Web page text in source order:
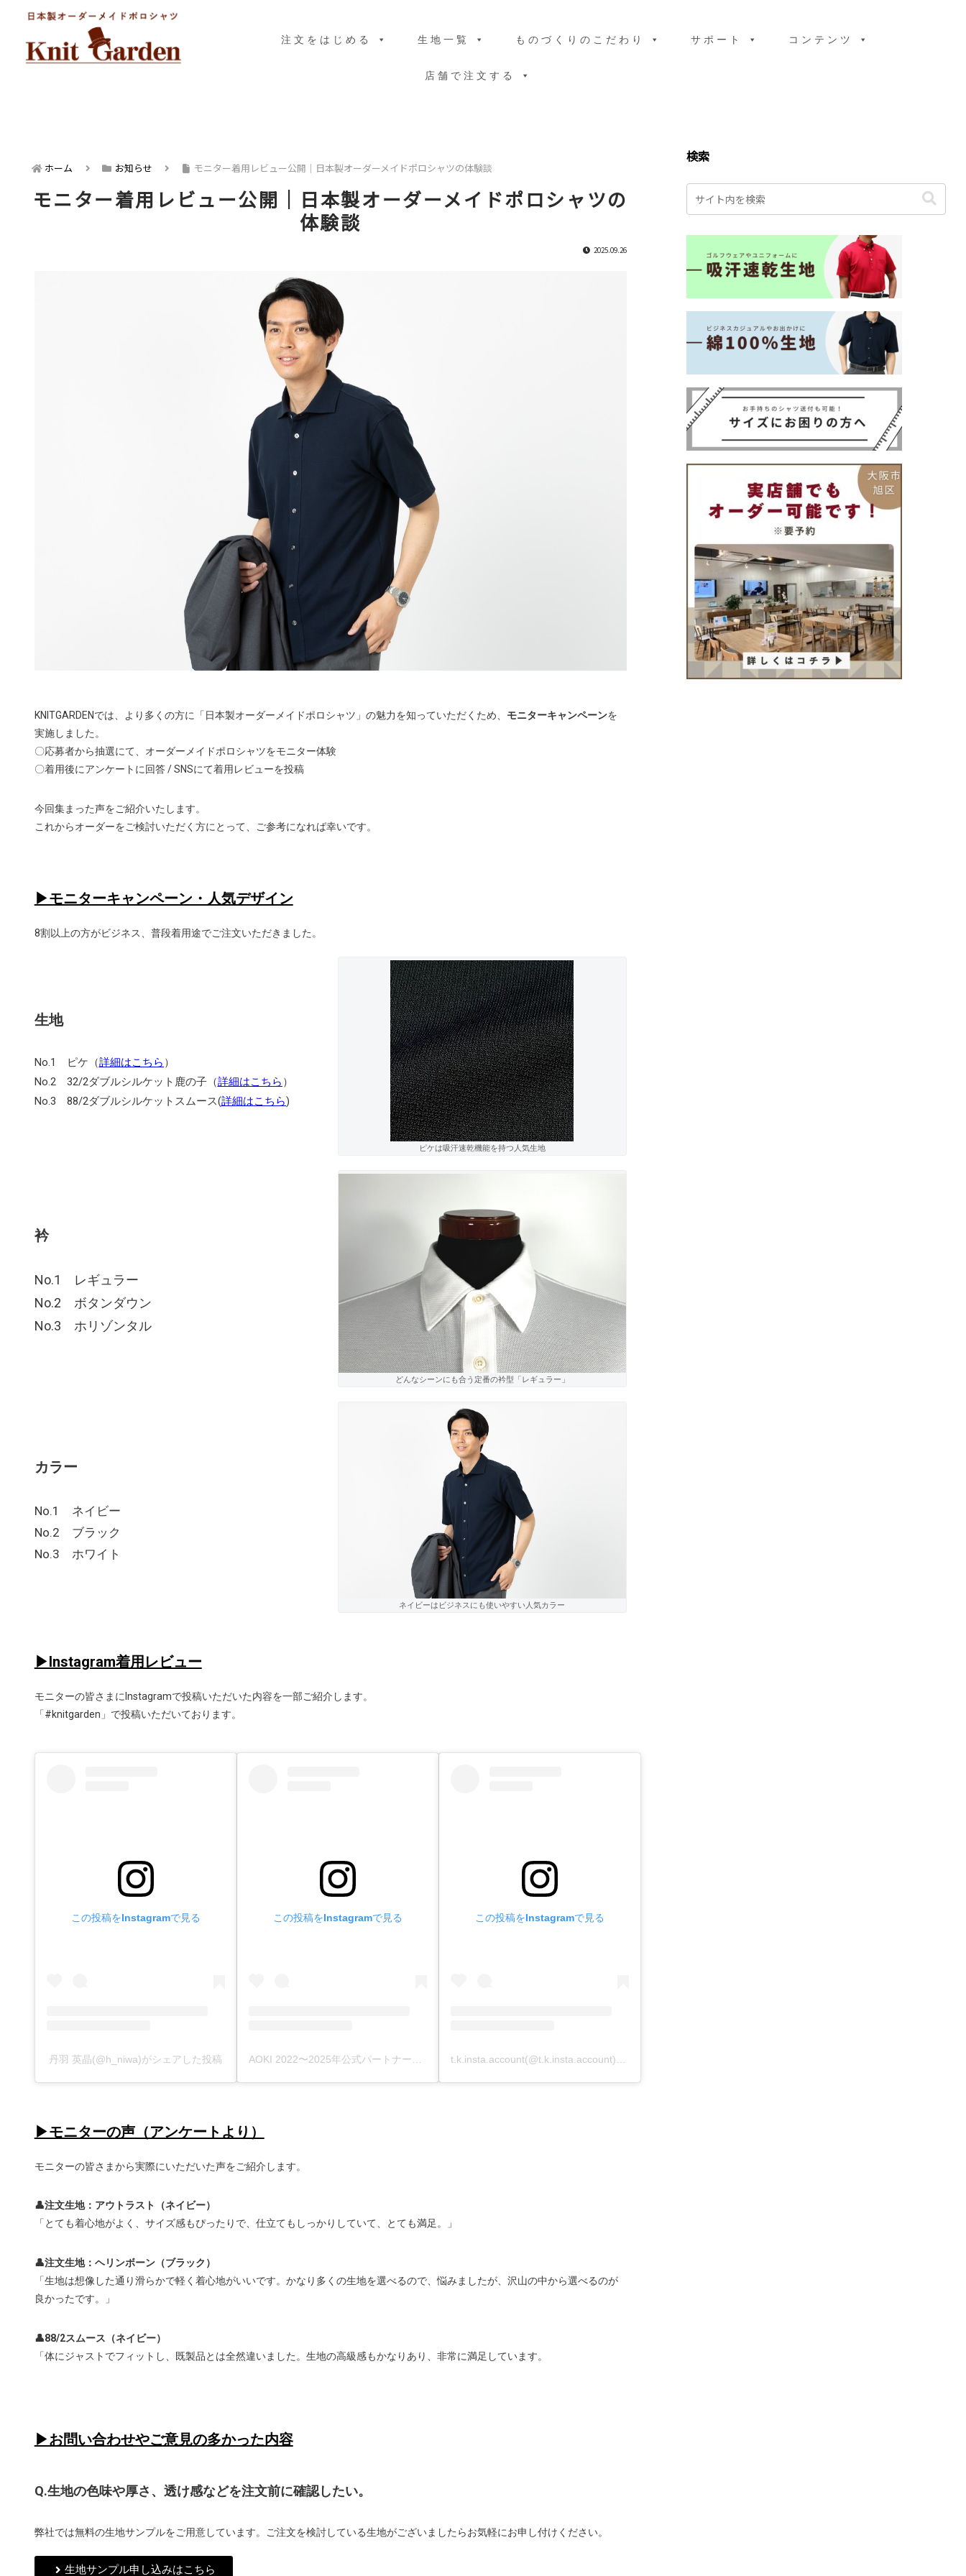
注文をはじめる 生地一覧 ものづくりのこだわり サポート コンテンツ
店舗で注文する
ホーム お知らせ モニター着用レビュー公開｜日本製オーダーメイドポロシャツの体験談
モニター着用レビュー公開｜日本製オーダーメイドポロシャツの
体験談
2025.09.26
KNITGARDENでは、より多くの方に「日本製オーダーメイドポロシャツ」の魅力を知っていただくため、 モニターキャンペーンを
実施しました。
〇応募者から抽選にて、オーダーメイドポロシャツをモニター体験
〇着用後にアンケートに回答 / SNSにて着用レビューを投稿
今回集まった声をご紹介いたします。
これからオーダーをご検討いただく方にとって、ご参考になれば幸いです。
▶モニターキャンペーン・人気デザイン
8割以上の方がビジネス、普段着用途でご注文いただきました。
生地
No.1 ピケ（詳細はこちら ）
No.2 32/2ダブルシルケット鹿の子（詳細はこちら ）
No.3 88/2ダブルシルケットスムース(詳細はこちら)
ピケは吸汗速乾機能を持つ人気生地
衿
No.1 レギュラー
No.2 ボタンダウン
No.3 ホリゾンタル
どんなシーンにも合う定番の衿型「レギュラー」
カラー
No.1 ネイビー
No.2 ブラック
No.3 ホワイト
ネイビーはビジネスにも使いやすい人気カラー
▶Instagram着用レビュー
モニターの皆さまにInstagramで投稿いただいた内容を一部ご紹介します。
「#knitgarden」で投稿いただいております。
この投稿をInstagramで見る
丹羽 英晶(@h_niwa)がシェアした投稿
この投稿をInstagramで見る この投稿をInstagramで見る
▶モニターの声（アンケートより）
モニターの皆さまから実際にいただいた声をご紹介します。
👤注文生地：アウトラスト（ネイビー）
「とても着心地がよく、サイズ感もぴったりで、仕立てもしっかりしていて、とても満足。」
👤注文生地：ヘリンボーン（ブラック）
「生地は想像した通り滑らかで軽く着心地がいいです。かなり多くの生地を選べるので、悩みましたが、沢山の中から選べるのが
良かったです。」
👤88/2スムース（ネイビー）
「体にジャストでフィットし、既製品とは全然違いました。生地の高級感もかなりあり、非常に満足しています。
▶お問い合わせやご意見の多かった内容
Q.生地の色味や厚さ、透け感などを注文前に確認したい。
弊社では無料の生地サンプルをご用意しています。ご注文を検討している生地がございましたらお気軽にお申し付けください。
生地サンプル申し込みはこちら
検索